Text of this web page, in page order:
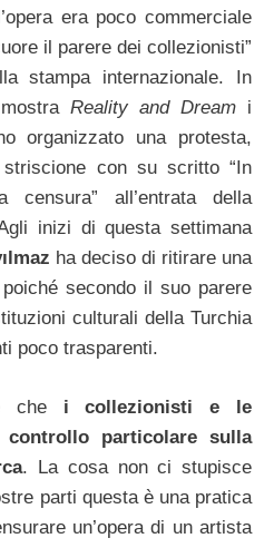
era poco commerciale
il parere dei collezionisti”
stampa internazionale. In
Reality and Dream i
organizzato una protesta,
striscione con su scritto “In
all’entrata della
inizi di questa settimana
ha deciso di ritirare una
secondo il suo parere
culturali della Turchia
poco trasparenti.
che i collezionisti e le
particolare sulla
. La cosa non ci stupisce
parti questa è una pratica
un’opera di un artista